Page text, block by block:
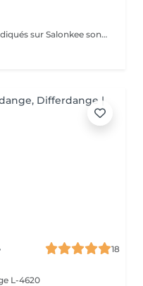
Veuillez prendre note que les prix indiqués sur Salonkee sont communiqués à titre informatif et s'entendent de base. Ces derniers sont susceptibles de varier selon le diagnostic réalisé à votre arrivée au salon et l'expertise du professionnel à qui vous confiez votre beauté. Dans tous les cas, un devis précis vous sera proposé et toutes réalisations de prestations seront effectuées avec votre accord. Un grand merci d'avance pour votre compréhension. Au plaisir de vous recevoir très vite.
18
L-4620